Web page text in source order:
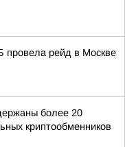
рейд в Москве
более 20
криптообменников